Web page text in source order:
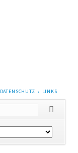
DATENSCHUTZ LINKS